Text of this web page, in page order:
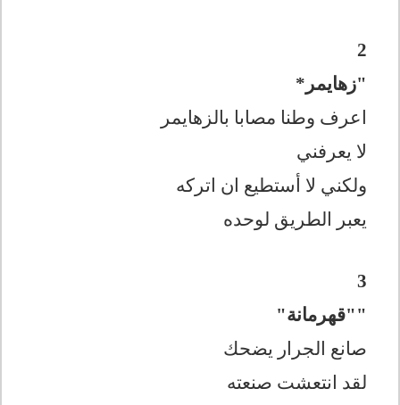
2
"زهايمر*
اعرف وطنا مصابا بالزهايمر
لا يعرفني
ولكني لا أستطيع ان اتركه
يعبر الطريق لوحده
3
""قهرمانة"
صانع الجرار يضحك
لقد انتعشت صنعته